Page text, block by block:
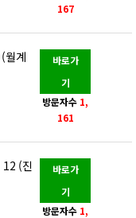
167
월계
바로가
기
방문자수 1,
161
(진
바로가
기
방문자수 1,